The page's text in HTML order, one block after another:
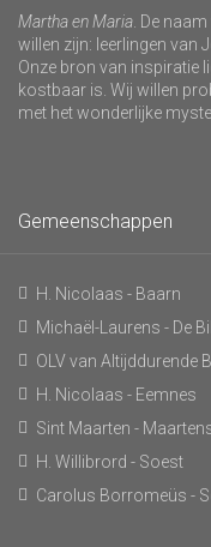
Martha en Maria . De
willen zijn: leerlingen van
Onze bron van inspiratie
kostbaar is. Wij willen
met het wonderlijke
Gemeenschappen
H. Nicolaas - Baarn
Michaël-Laurens - De
OLV van Altijddurende
H. Nicolaas - Eemnes
Sint Maarten -
H. Willibrord - Soest
Carolus Borromeüs -